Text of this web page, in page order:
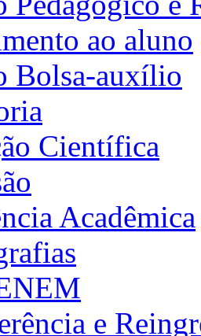
ao aluno
Bolsa-auxílio
Científica
Acadêmica
e